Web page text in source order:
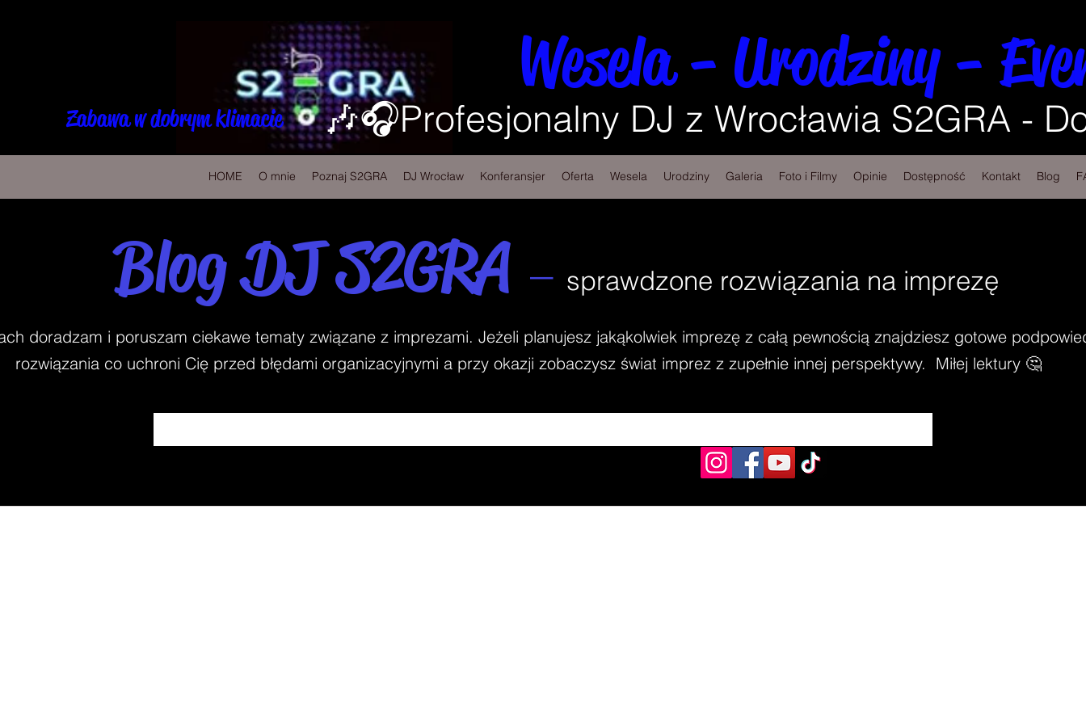
Wesela - Urodziny -
🎶🎧Profesjonalny DJ z Wrocławia S2GRA -
Zabawa w dobrym klimacie
HOME O mnie Poznaj S2GRA DJ Wrocław Konferansjer Oferta Wesela Urodziny Galeria Foto i Filmy Opinie Dostępność Kontakt Blog
Blog DJ S2GRA – sprawdzone rozwiązania na imprezę
doradzam i poruszam ciekawe tematy związane z imprezami. Jeżeli planujesz jakąkolwiek imprezę z całą pewnością znajdziesz gotowe
rozwiązania co uchroni Cię przed błędami organizacyjnymi a przy okazji zobaczysz świat imprez z zupełnie innej perspektywy. Miłej lektury 🤔